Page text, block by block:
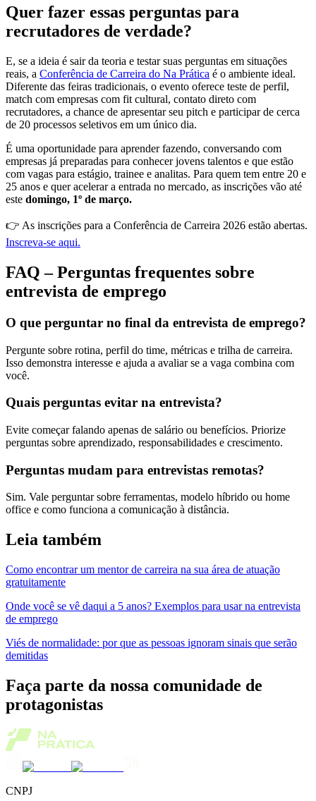
Quer fazer essas perguntas para
recrutadores de verdade?
E, se a ideia é sair da teoria e testar suas perguntas em situações
reais, a Conferência de Carreira do Na Prática é o ambiente ideal.
Diferente das feiras tradicionais, o evento oferece teste de perfil,
match com empresas com fit cultural, contato direto com
recrutadores, a chance de apresentar seu pitch e participar de cerca
de 20 processos seletivos em um único dia.
É uma oportunidade para aprender fazendo, conversando com
empresas já preparadas para conhecer jovens talentos e que estão
com vagas para estágio, trainee e analitas. Para quem tem entre 20 e
25 anos e quer acelerar a entrada no mercado, as inscrições vão até
este domingo, 1º de março.
👉 As inscrições para a Conferência de Carreira 2026 estão abertas.
Inscreva-se aqui.
FAQ – Perguntas frequentes sobre
entrevista de emprego
O que perguntar no final da entrevista de emprego?
Pergunte sobre rotina, perfil do time, métricas e trilha de carreira.
Isso demonstra interesse e ajuda a avaliar se a vaga combina com
você.
Quais perguntas evitar na entrevista?
Evite começar falando apenas de salário ou benefícios. Priorize
perguntas sobre aprendizado, responsabilidades e crescimento.
Perguntas mudam para entrevistas remotas?
Sim. Vale perguntar sobre ferramentas, modelo híbrido ou home
office e como funciona a comunicação à distância.
Leia também
Como encontrar um mentor de carreira na sua área de atuação
gratuitamente
Onde você se vê daqui a 5 anos? Exemplos para usar na entrevista
de emprego
Viés de normalidade: por que as pessoas ignoram sinais que serão
demitidas
Faça parte da nossa comunidade de
protagonistas
CNPJ